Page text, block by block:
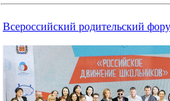
Всероссийский родительский